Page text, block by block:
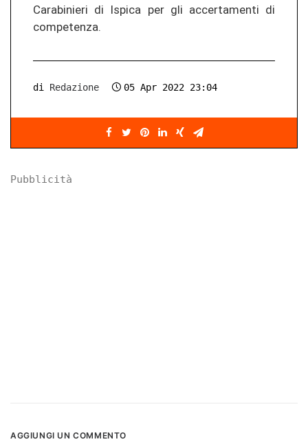
Carabinieri di Ispica per gli accertamenti di
competenza.
di Redazione 05 Apr 2022 23:04
Pubblicità
AGGIUNGI UN COMMENTO